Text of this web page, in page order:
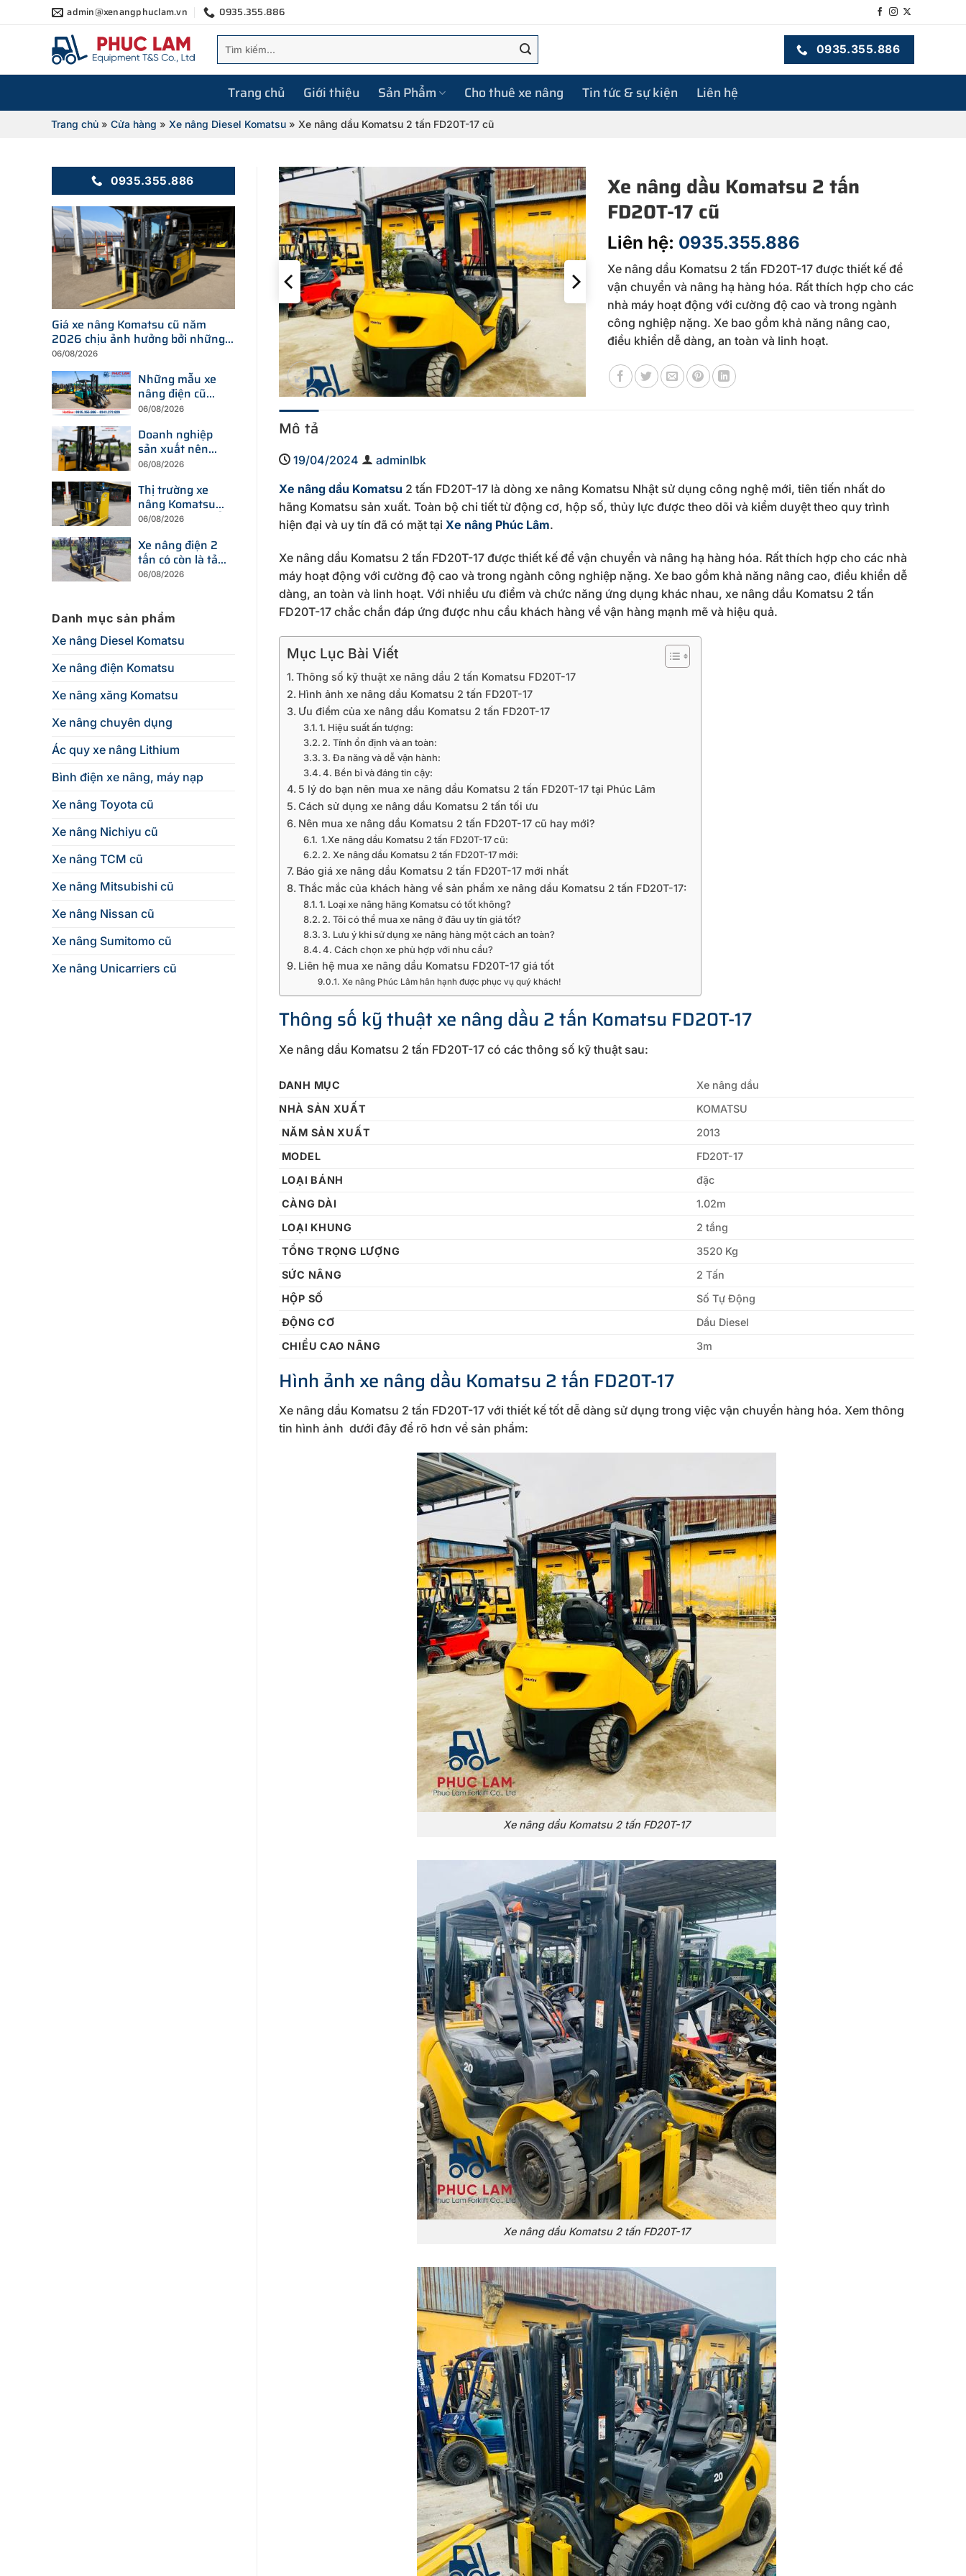
qua
admin@xenangphuclam.vn 0935.355.886
kiếm:
0935.355.886
Trang chủ Giới thiệu Sản Phẩm Cho thuê xe nâng Tin tức & sự kiện Liên hệ
Trang chủ» Cửa hàng » Xe nâng Diesel Komatsu» Xe nâng dầu Komatsu 2 tấn FD20T-17 cũ
0935.355.886
Giá xe nâng Komatsu cũ năm
2026 chịu ảnh hưởng bởi những
yếu tố nào?
06/08/2026
Những mẫu xe
nâng điện cũ
đang được tìm
trên thị trường
hiện nay
06/08/2026
Doanh nghiệp
sản xuất nên
chọn xe nâng
nâng dầu để tối
ưu chi phí?
06/08/2026
Thị trường xe
nâng Komatsu
cũ đang thay đổi
hướng đầu tư
thiết bị mới?
06/08/2026
Xe nâng điện 2
tấn có còn là tải
trọng được
năm 2026?
06/08/2026
Danh mục sản phẩm
Xe nâng Diesel Komatsu
Xe nâng điện Komatsu
Xe nâng xăng Komatsu
Xe nâng chuyên dụng
Ác quy xe nâng Lithium
Bình điện xe nâng, máy nạp
Xe nâng Toyota cũ
Xe nâng Nichiyu cũ
Xe nâng TCM cũ
Xe nâng Mitsubishi cũ
Xe nâng Nissan cũ
Xe nâng Sumitomo cũ
Xe nâng Unicarriers cũ
Xe nâng dầu Komatsu 2 tấn
FD20T-17 cũ
Liên hệ: 0935.355.886
Xe nâng dầu Komatsu 2 tấn FD20T-17 được thiết kế để
vận chuyển và nâng hạ hàng hóa. Rất thích hợp cho các
nhà máy hoạt động với cường độ cao và trong ngành
công nghiệp nặng. Xe bao gồm khả năng nâng cao,
điều khiển dễ dàng, an toàn và linh hoạt.
Mô tả
19/04/2024
adminlbk
Xe nâng dầu Komatsu 2 tấn FD20T-17 là dòng xe nâng Komatsu Nhật sử dụng công nghệ mới, tiên tiến nhất do
hãng Komatsu sản xuất. Toàn bộ chi tiết từ động cơ, hộp số, thủy lực được theo dõi và kiểm duyệt theo quy trình
hiện đại và uy tín đã có mặt tại Xe nâng Phúc Lâm.
Xe nâng dầu Komatsu 2 tấn FD20T-17 được thiết kế để vận chuyển và nâng hạ hàng hóa. Rất thích hợp cho các nhà
máy hoạt động với cường độ cao và trong ngành công nghiệp nặng. Xe bao gồm khả năng nâng cao, điều khiển dễ
dàng, an toàn và linh hoạt. Với nhiều ưu điểm và chức năng ứng dụng khác nhau, xe nâng dầu Komatsu 2 tấn
FD20T-17 chắc chắn đáp ứng được nhu cầu khách hàng về vận hàng mạnh mẽ và hiệu quả.
Mục Lục Bài Viết
Thông số kỹ thuật xe nâng dầu 2 tấn Komatsu FD20T-17
Hình ảnh xe nâng dầu Komatsu 2 tấn FD20T-17
Ưu điểm của xe nâng dầu Komatsu 2 tấn FD20T-17
1. Hiệu suất ấn tượng:
2. Tính ổn định và an toàn:
3. Đa năng và dễ vận hành:
4. Bền bỉ và đáng tin cậy:
5 lý do bạn nên mua xe nâng dầu Komatsu 2 tấn FD20T-17 tại Phúc Lâm
Cách sử dụng xe nâng dầu Komatsu 2 tấn tối ưu
Nên mua xe nâng dầu Komatsu 2 tấn FD20T-17 cũ hay mới?
1.Xe nâng dầu Komatsu 2 tấn FD20T-17 cũ:
2. Xe nâng dầu Komatsu 2 tấn FD20T-17 mới:
Báo giá xe nâng dầu Komatsu 2 tấn FD20T-17 mới nhất
Thắc mắc của khách hàng về sản phẩm xe nâng dầu Komatsu 2 tấn FD20T-17:
1. Loại xe nâng hãng Komatsu có tốt không?
2. Tôi có thể mua xe nâng ở đâu uy tín giá tốt?
3. Lưu ý khi sử dụng xe nâng hàng một cách an toàn?
4. Cách chọn xe phù hợp với nhu cầu?
Liên hệ mua xe nâng dầu Komatsu FD20T-17 giá tốt
Xe nâng Phúc Lâm hân hạnh được phục vụ quý khách!
Thông số kỹ thuật xe nâng dầu 2 tấn Komatsu FD20T-17
Xe nâng dầu Komatsu 2 tấn FD20T-17 có các thông số kỹ thuật sau:
DANH MỤC
Xe nâng dầu
NHÀ SẢN XUẤT
KOMATSU
NĂM SẢN XUẤT
2013
MODEL
FD20T-17
LOẠI BÁNH
đặc
CÀNG DÀI
1.02m
LOẠI KHUNG
2 tầng
TỔNG TRỌNG LƯỢNG
3520 Kg
SỨC NÂNG
2 Tấn
HỘP SỐ
Số Tự Động
ĐỘNG CƠ
Dầu Diesel
CHIỀU CAO NÂNG
3m
Hình ảnh xe nâng dầu Komatsu 2 tấn FD20T-17
Xe nâng dầu Komatsu 2 tấn FD20T-17 với thiết kế tốt dễ dàng sử dụng trong việc vận chuyển hàng hóa. Xem thông
tin hình ảnh dưới đây để rõ hơn về sản phẩm:
Xe nâng dầu Komatsu 2 tấn FD20T-17
Xe nâng dầu Komatsu 2 tấn FD20T-17